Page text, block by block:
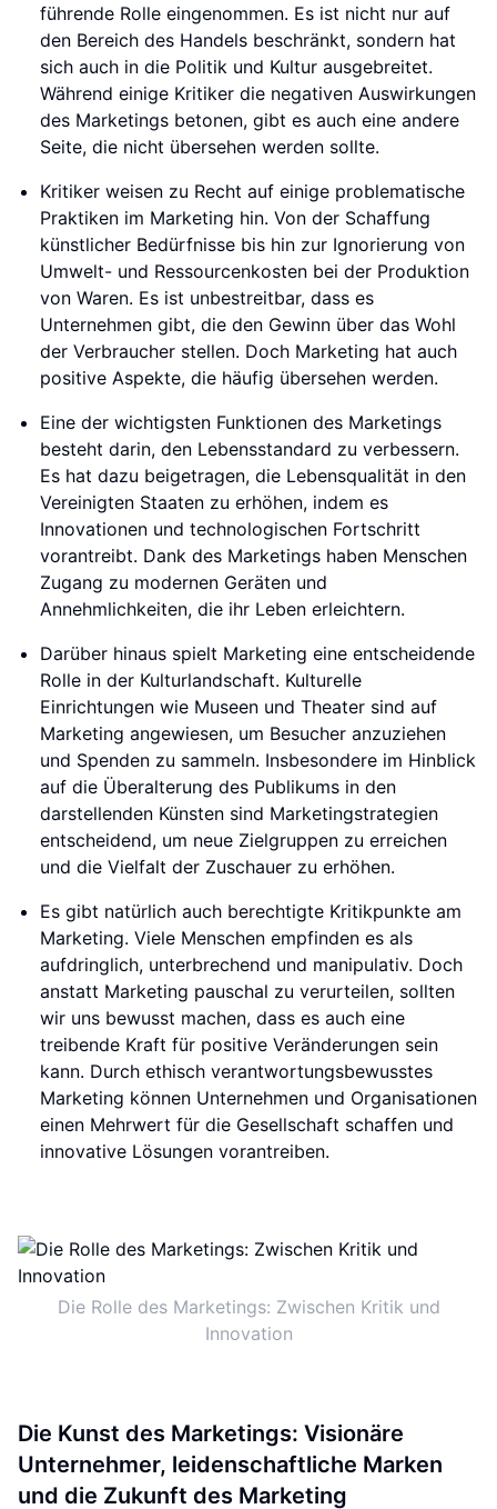
führende Rolle eingenommen. Es ist nicht nur auf
den Bereich des Handels beschränkt, sondern hat
sich auch in die Politik und Kultur ausgebreitet.
Während einige Kritiker die negativen Auswirkungen
des Marketings betonen, gibt es auch eine andere
Seite, die nicht übersehen werden sollte.
Kritiker weisen zu Recht auf einige problematische
Praktiken im Marketing hin. Von der Schaffung
künstlicher Bedürfnisse bis hin zur Ignorierung von
Umwelt- und Ressourcenkosten bei der Produktion
von Waren. Es ist unbestreitbar, dass es
Unternehmen gibt, die den Gewinn über das Wohl
der Verbraucher stellen. Doch Marketing hat auch
positive Aspekte, die häufig übersehen werden.
Eine der wichtigsten Funktionen des Marketings
besteht darin, den Lebensstandard zu verbessern.
Es hat dazu beigetragen, die Lebensqualität in den
Vereinigten Staaten zu erhöhen, indem es
Innovationen und technologischen Fortschritt
vorantreibt. Dank des Marketings haben Menschen
Zugang zu modernen Geräten und
Annehmlichkeiten, die ihr Leben erleichtern.
Darüber hinaus spielt Marketing eine entscheidende
Rolle in der Kulturlandschaft. Kulturelle
Einrichtungen wie Museen und Theater sind auf
Marketing angewiesen, um Besucher anzuziehen
und Spenden zu sammeln. Insbesondere im Hinblick
auf die Überalterung des Publikums in den
darstellenden Künsten sind Marketingstrategien
entscheidend, um neue Zielgruppen zu erreichen
und die Vielfalt der Zuschauer zu erhöhen.
Es gibt natürlich auch berechtigte Kritikpunkte am
Marketing. Viele Menschen empfinden es als
aufdringlich, unterbrechend und manipulativ. Doch
anstatt Marketing pauschal zu verurteilen, sollten
wir uns bewusst machen, dass es auch eine
treibende Kraft für positive Veränderungen sein
kann. Durch ethisch verantwortungsbewusstes
Marketing können Unternehmen und Organisationen
einen Mehrwert für die Gesellschaft schaffen und
innovative Lösungen vorantreiben.
Die Rolle des Marketings: Zwischen Kritik und
Innovation
Die Kunst des Marketings: Visionäre
Unternehmer, leidenschaftliche Marken
und die Zukunft des Marketing